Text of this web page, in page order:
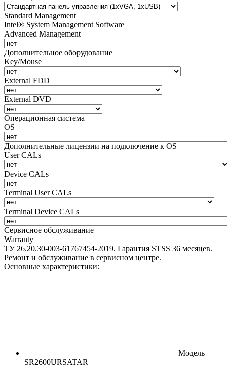
Standard Management
Intel® System Management Software
Advanced Management
Дополнительное оборудование
Key/Mouse
External FDD
External DVD
Операционная система
OS
Дополнительные лицензии на подключение к OS
User CALs
Device CALs
Terminal User CALs
Terminal Device CALs
Сервисное обслуживание
Warranty
ТУ 26.20.30-003-61767454-2019. Гарантия STSS 36 месяцев.
Ремонт и обслуживание в сервисном центре.
Основные характеристики:
Модель
SR2600URSATAR